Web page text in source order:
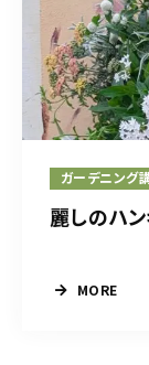
ガーデニング
麗しのハ
MORE